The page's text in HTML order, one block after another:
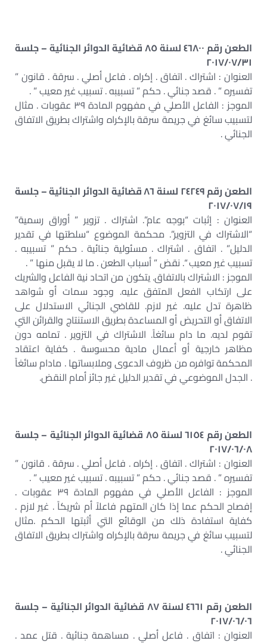
الطعن رقم ٤٦٨٠٠ لسنة ٨٥ قضائية الدوائر الجنائية – جلسة
٢٠١٧/٠٧/٣١
العنوان : اشتراك . اتفاق . إكراه . فاعل أصلي . سرقة . قانون ”
تفسيره ” . قصد جنائي . حكم ” تسبيبه . تسبيب غير معيب ” .
الموجز : الفاعل الأصلي في مفهوم المادة ٣٩ عقوبات . مثال
لتسبيب سائغ في جريمة سرقة بالإكراه واشتراك بطريق الاتفاق
الجنائي .
الطعن رقم ٢٤٢٤٩ لسنة ٨٦ قضائية الدوائر الجنائية – جلسة
٢٠١٧/٠٧/١٩
العنوان : إثبات “بوجه عام”. اشتراك . تزوير ” أوراق رسمية”
“الاشتراك في التزوير”. محكمة الموضوع “سلطتها في تقدير
الدليل” . اتفاق . اشتراك . مسئولية جنائية . حكم ” تسبيبه .
تسبيب غير معيب “. نقض ” أسباب الطعن . ما لا يقبل منها ” .
الموجز : الاشتراك بالاتفاق. يتكون من اتحاد نية الفاعل والشريك
على ارتكاب الفعل المتفق عليه. وجود سمات أو شواهد
ظاهرة تدل عليه. غير لازم. للقاضي الجنائي الاستدلال على
الاتفاق أو التحريض أو المساعدة بطريق الاستنتاج والقرائن التي
تقوم لديه. ما دام سائغاً. الاشتراك في التزوير . تمامه دون
مظاهر خارجية أو أعمال مادية محسوسة . كفاية اعتقاد
المحكمة توافره من ظروف الدعوى وملابساتها . مادام سائغاً
. الجدل الموضوعي في تقدير الدليل غير جائز أمام النقض.
الطعن رقم ٦١٥٤ لسنة ٨٥ قضائية الدوائر الجنائية – جلسة
٢٠١٧/٠٦/٠٨
العنوان : اشتراك . اتفاق . إكراه . فاعل أصلي . سرقة . قانون ”
تفسيره ” . قصد جنائي . حكم ” تسبيبه . تسبيب غير معيب ” .
الموجز : الفاعل الأصلي في مفهوم المادة ٣٩ عقوبات .
إفصاح الحكم عما إذا كان المتهم فاعلاً أم شريكاً . غير لازم .
كفاية استفادة ذلك من الوقائع التي أثبتها الحكم .مثال
لتسبيب سائغ في جريمة سرقة بالإكراه واشتراك بطريق الاتفاق
الجنائي .
الطعن رقم ٤٦٦١ لسنة ٨٧ قضائية الدوائر الجنائية – جلسة
٢٠١٧/٠٦/٠٦
العنوان : اتفاق . فاعل أصلي . مساهمة جنائية . قتل عمد .